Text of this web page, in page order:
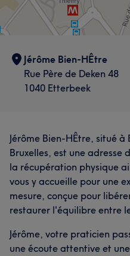
Jérôme Bien-HÊtre
Rue Père de Deken 48
1040 Etterbeek
Jérôme Bien-HÊtre, situé
Bruxelles, est une adresse
la récupération physique
vous y accueille pour une
mesure, conçue pour
restaurer l'équilibre entre
Jérôme, votre praticien
une écoute attentive et